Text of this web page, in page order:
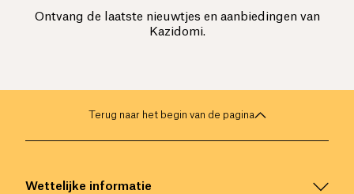
Ontvang de laatste nieuwtjes en aanbiedingen van
Kazidomi.
Terug naar het begin van de pagina
Wettelijke informatie